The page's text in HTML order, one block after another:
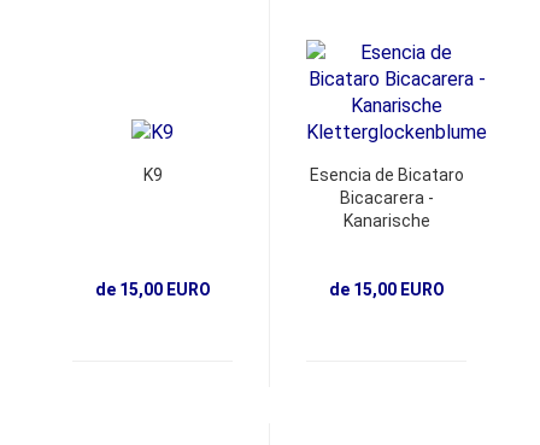
K9
de 15,00 EURO
Esencia de Bicataro
Bicacarera -
Kanarische
de 15,00 EURO